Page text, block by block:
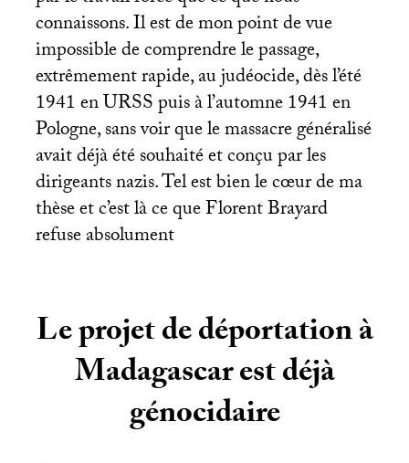
connaissons. Il est de mon point de vue
impossible de comprendre le passage,
extrêmement rapide, au judéocide, dès l’été
1941 enURSSpuis à l’automne 1941 en
Pologne, sans voir que le massacre généralisé
avait déjà été souhaité et conçu par les
dirigeants nazis. Tel est bien le cœur de ma
thèse et c’est là ce que Florent Brayard
refuse absolument
Le projet de déportation à
Madagascar est déjà
génocidaire